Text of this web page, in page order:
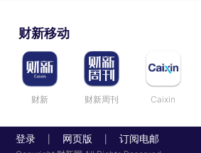
财新移动
财新 财新周刊 Caixin
登录 网页版 订阅电邮